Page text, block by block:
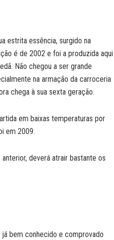
estrita essência, surgido na
é de 2002 e foi a produzida aqui
Não chegou a ser grande
na armação da carroceria
chega à sua sexta geração.
em baixas temperaturas por
em 2009.
deverá atrair bastante os
bem conhecido e comprovado